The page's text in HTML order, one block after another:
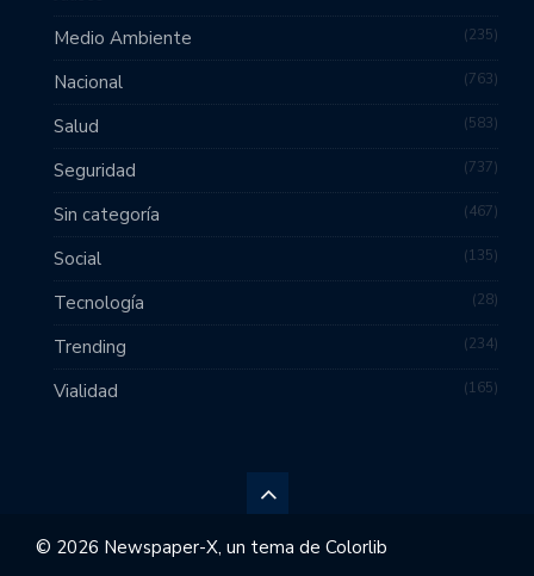
Medio Ambiente 235
Nacional 763
Salud 583
Seguridad 737
Sin categoría 467
Social 135
Tecnología 28
Trending 234
Vialidad 165
© 2026 Newspaper-X, un tema de Colorlib